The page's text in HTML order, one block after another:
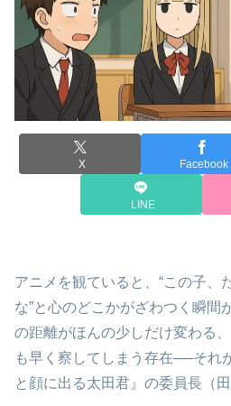
X Facebook
LINE
アニメを観ていると、“この子、
な”と心のどこかがざわつく瞬間
の距離がほんの少しだけ変わる
も早く察してしまう存在──それ
と顔に出る太田君』の委員長（